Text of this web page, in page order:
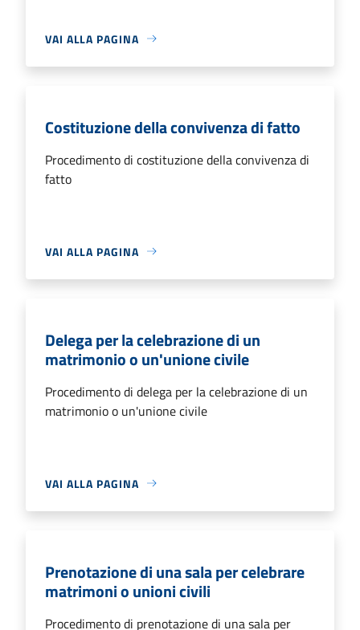
VAI ALLA PAGINA
Costituzione della convivenza di fatto
Procedimento di costituzione della convivenza di
fatto
VAI ALLA PAGINA
Delega per la celebrazione di un
matrimonio o un'unione civile
Procedimento di delega per la celebrazione di un
matrimonio o un'unione civile
VAI ALLA PAGINA
Prenotazione di una sala per celebrare
matrimoni o unioni civili
Procedimento di prenotazione di una sala per